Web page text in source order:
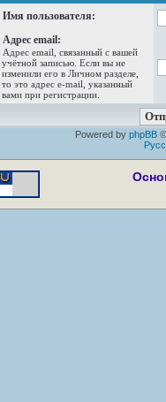
Имя пользователя:
Адрес email:
Адрес email, связанный с вашей
учётной записью. Если вы не
изменили его в Личном разделе,
то это адрес e-mail, указанный
вами при регистрации.
Powered by phpBB